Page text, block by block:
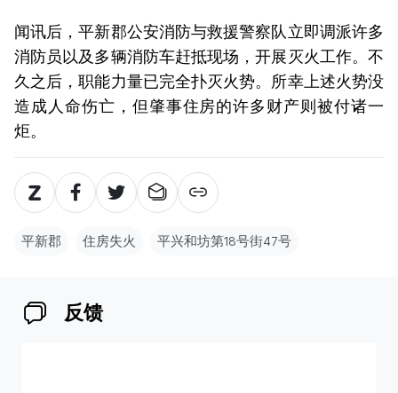
闻讯后，平新郡公安消防与救援警察队立即调派许多
消防员以及多辆消防车赶抵现场，开展灭火工作。不
久之后，职能力量已完全扑灭火势。所幸上述火势没
造成人命伤亡，但肇事住房的许多财产则被付诸一
炬。
平新郡 住房失火 平兴和坊第18号街47号
反馈